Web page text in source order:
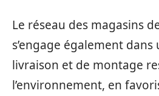
Le réseau des magasins
s’engage également
livraison et de montage
l’environnement, en